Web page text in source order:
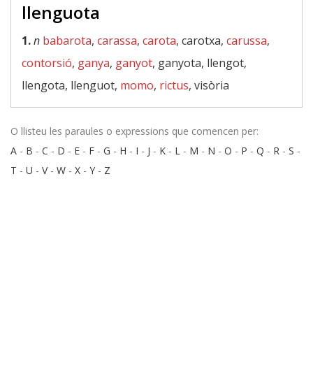
llenguota
1.n babarota, carassa, carota, carotxa, carussa,
contorsió, ganya, ganyot, ganyota, llengot,
llengota, llenguot, momo, rictus, visòria
O llisteu les paraules o expressions que comencen per:
A - B - C - D - E - F - G - H - I - J - K - L - M - N - O - P - Q - R - S -
T - U - V- W - X - Y - Z